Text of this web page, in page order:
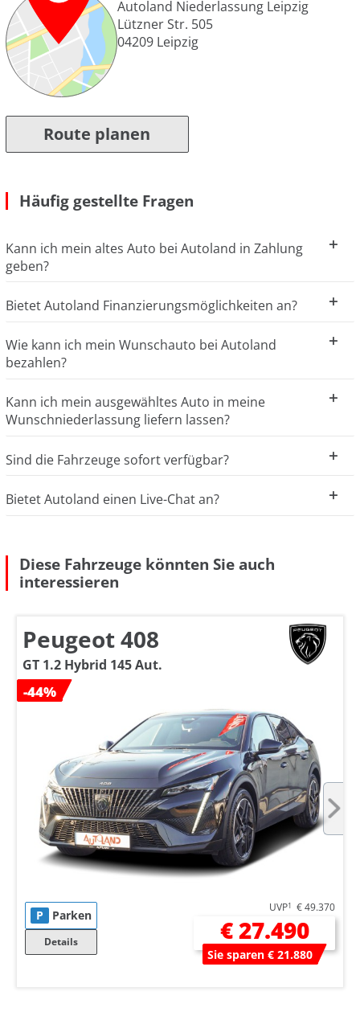
Autoland Niederlassung Leipzig
Lützner Str. 505
04209 Leipzig
Route planen
Häufig gestellte Fragen
Kann ich mein altes Auto bei Autoland in Zahlung
geben?
Bietet Autoland Finanzierungsmöglichkeiten an?
Wie kann ich mein Wunschauto bei Autoland
bezahlen?
Kann ich mein ausgewähltes Auto in meine
Wunschniederlassung liefern lassen?
Sind die Fahrzeuge sofort verfügbar?
Bietet Autoland einen Live-Chat an?
Diese Fahrzeuge könnten Sie auch
interessieren
Peugeot 408
GT 1.2 Hybrid 145 Aut.
-44%
P Parken
Details
UVP1 € 49.370
€ 27.490
Sie sparen € 21.880